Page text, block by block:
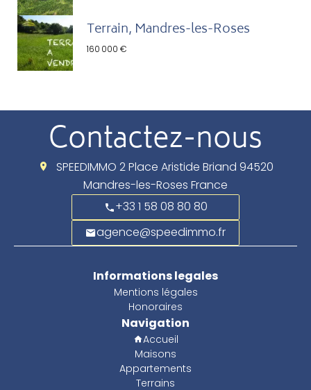
Terrain, Mandres-les-Roses
160 000 €
Contactez-nous
SPEEDIMMO 2 Place Aristide Briand 94520
Mandres-les-Roses France
+33 1 58 08 80 80
agence@speedimmo.fr
Informations legales
Mentions légales
Honoraires
Navigation
Accueil
Maisons
Appartements
Terrains